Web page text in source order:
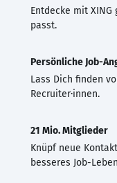
Entdecke mit
passt.
Persönliche Job-
Lass Dich finden
Recruiter·innen.
21 Mio. Mitglieder
Knüpf neue
besseres Job-